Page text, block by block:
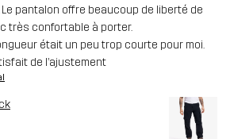
pantalon offre beaucoup de liberté de
très confortable à porter.
était un peu trop courte pour moi.
de l’ajustement